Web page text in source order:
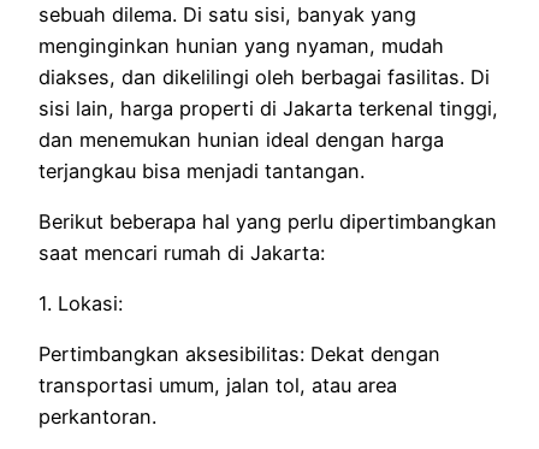
sebuah dilema. Di satu sisi, banyak yang
menginginkan hunian yang nyaman, mudah
diakses, dan dikelilingi oleh berbagai fasilitas. Di
sisi lain, harga properti di Jakarta terkenal tinggi,
dan menemukan hunian ideal dengan harga
terjangkau bisa menjadi tantangan.
Berikut beberapa hal yang perlu dipertimbangkan
saat mencari rumah di Jakarta:
1. Lokasi:
Pertimbangkan aksesibilitas: Dekat dengan
transportasi umum, jalan tol, atau area
perkantoran.